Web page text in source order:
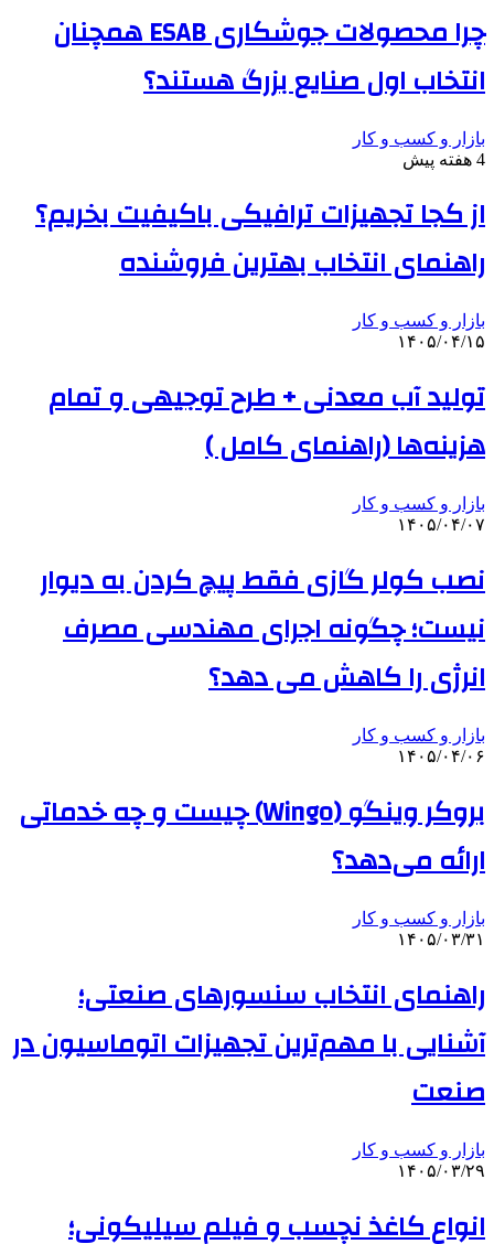
چرا محصولات جوشکاری ESAB همچنان
انتخاب اول صنایع بزرگ هستند؟
بازار و کسب و کار
4 هفته پیش
از کجا تجهیزات ترافیکی باکیفیت بخریم؟
راهنمای انتخاب بهترین فروشنده
بازار و کسب و کار
۱۴۰۵/۰۴/۱۵
تولید آب معدنی + طرح توجیهی و تمام
هزینه‌ها (راهنمای کامل )
بازار و کسب و کار
۱۴۰۵/۰۴/۰۷
نصب کولر گازی فقط پیچ کردن به دیوار
نیست؛ چگونه اجرای مهندسی مصرف
انرژی را کاهش می دهد؟
بازار و کسب و کار
۱۴۰۵/۰۴/۰۶
بروکر وینگو (Wingo) چیست و چه خدماتی
ارائه می‌دهد؟
بازار و کسب و کار
۱۴۰۵/۰۳/۳۱
راهنمای انتخاب سنسورهای صنعتی؛
آشنایی با مهم‌ترین تجهیزات اتوماسیون در
صنعت
بازار و کسب و کار
۱۴۰۵/۰۳/۲۹
انواع کاغذ نچسب و فیلم سیلیکونی؛